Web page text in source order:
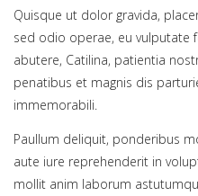
Quisque ut dolor gravida,
sed odio operae, eu vulputate
abutere, Catilina, patientia
penatibus et magnis dis
immemorabili.
Paullum deliquit, ponderibus
aute iure reprehenderit in
mollit anim laborum